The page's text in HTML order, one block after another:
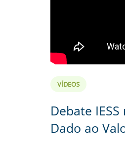
VÍDEOS
Debate
Dado ao